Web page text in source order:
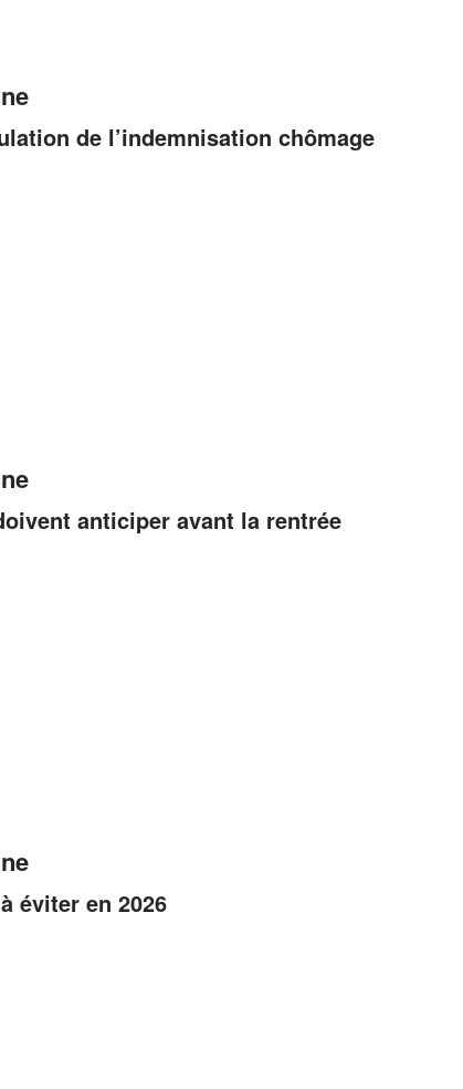
de l’indemnisation chômage
anticiper avant la rentrée
éviter en 2026